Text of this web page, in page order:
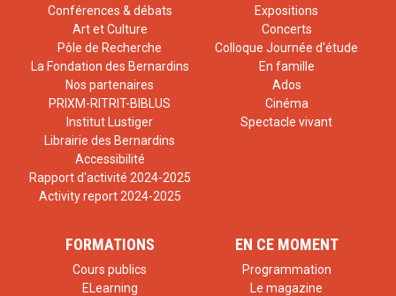
Conférences & débats
Art et Culture
Pôle de Recherche
La Fondation des Bernardins
Nos partenaires
PRIXM-RITRIT-BIBLUS
Institut Lustiger
Librairie des Bernardins
Accessibilité
Rapport d'activité 2024-2025
Activity report 2024-2025
Expositions
Concerts
Colloque Journée d'étude
En famille
Ados
Cinéma
Spectacle vivant
FORMATIONS
Cours publics
ELearning
EN CE MOMENT
Programmation
Le magazine